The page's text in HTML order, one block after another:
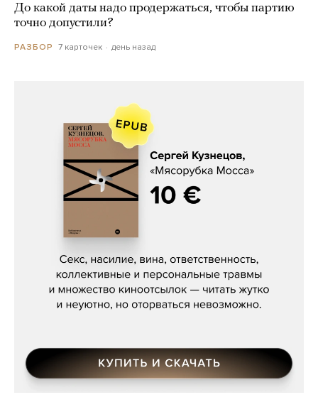
До какой даты надо продержаться, чтобы партию
точно допустили?
РАЗБОР 7 карточек день назад
Сергей Кузнецов, «Мясорубка